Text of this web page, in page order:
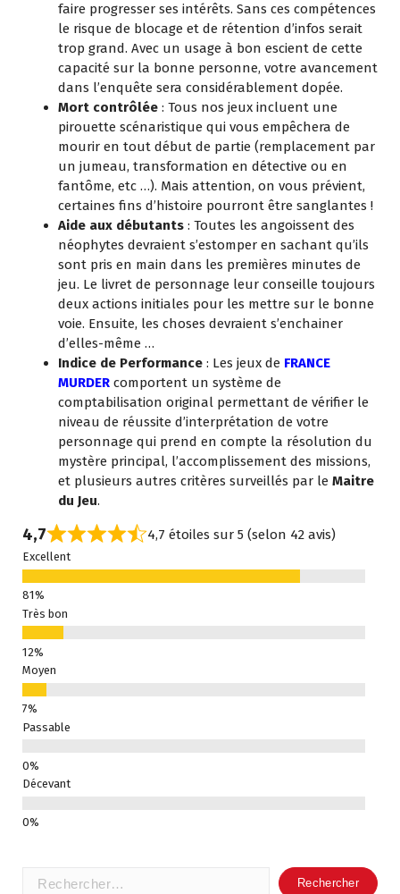
faire progresser ses intérêts. Sans ces compétences
le risque de blocage et de rétention d’infos serait
trop grand. Avec un usage à bon escient de cette
capacité sur la bonne personne, votre avancement
dans l’enquête sera considérablement dopée.
Mort contrôlée : Tous nos jeux incluent une
pirouette scénaristique qui vous empêchera de
mourir en tout début de partie (remplacement par
un jumeau, transformation en détective ou en
fantôme, etc …). Mais attention, on vous prévient,
certaines fins d’histoire pourront être sanglantes !
Aide aux débutants : Toutes les angoissent des
néophytes devraient s’estomper en sachant qu’ils
sont pris en main dans les premières minutes de
jeu. Le livret de personnage leur conseille toujours
deux actions initiales pour les mettre sur le bonne
voie. Ensuite, les choses devraient s’enchainer
d’elles-même …
Indice de Performance : Les jeux de FRANCE
MURDER comportent un système de
comptabilisation original permettant de vérifier le
niveau de réussite d’interprétation de votre
personnage qui prend en compte la résolution du
mystère principal, l’accomplissement des missions,
et plusieurs autres critères surveillés par le Maitre
du Jeu.
4,7 4,7 étoiles sur 5 (selon 42 avis)
Excellent
Très bon
Moyen
Passable
Décevant
Rechercher :